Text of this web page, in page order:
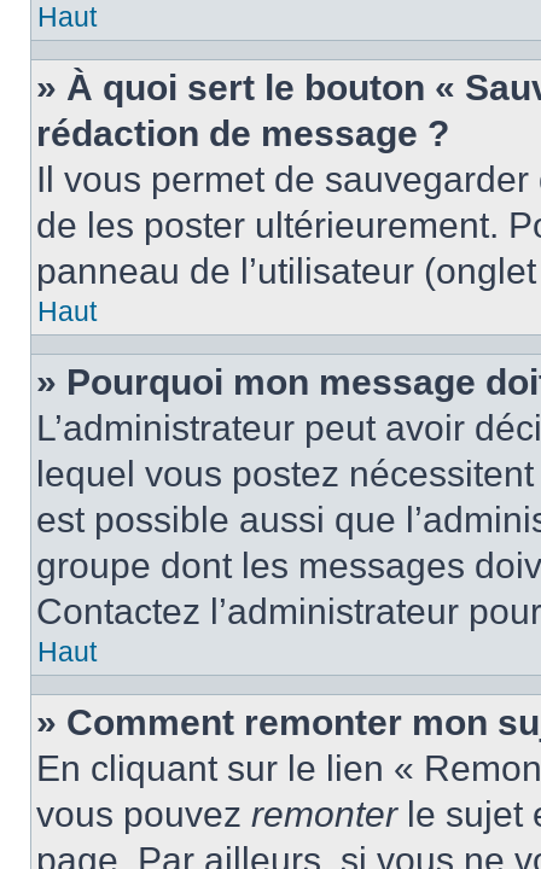
Haut
» À quoi sert le bouton «
rédaction de message ?
Il vous permet de
de les poster ultérieurement.
panneau de l’utilisateur
Haut
» Pourquoi mon message
L’administrateur peut avoir
lequel vous postez
est possible aussi que
groupe dont les messages
Contactez l’administrateur
Haut
» Comment remonter mon
En cliquant sur le lien «
vous pouvez remonterle sujet
page. Par ailleurs, si vous ne